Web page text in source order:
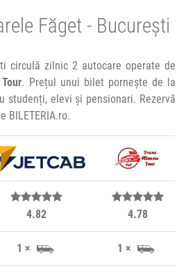
Făget - București
circulă zilnic 2 autocare operate de
. Prețul unui bilet pornește de la
studenți, elevi și pensionari. Rezervă
BILETERIA.ro.
4.82
4.78
1 × 1 ×